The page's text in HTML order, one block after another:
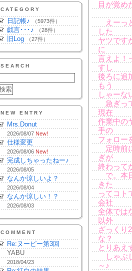
CATEGORY
日記帳♪ （5973件）
戯言･･･♪ （28件）
旧Log （27件）
SEARCH
NEW ENTRY
Mrs.Donut
2026/08/07 New!
仕様変更
2026/08/06 New!
完成しちゃったねー♪
2026/08/05
なんか涼しいよ？
2026/08/04
なんか涼しい！？
2026/08/03
COMMENT
Re:ヌーピー第3回
YABU
2018/04/23
目が覚め
えーっ
した
ヤツです
に
言えよ！
すし
後ろに追
もう
しゃーな
急ぎっ
現在
作業中の
手の
フォロー
定時前
ぎが
終わって
で。本
きた
ってコト
会社
全体では
以外
ざっくり
な？
とりあえ
しゃぶ
～♪